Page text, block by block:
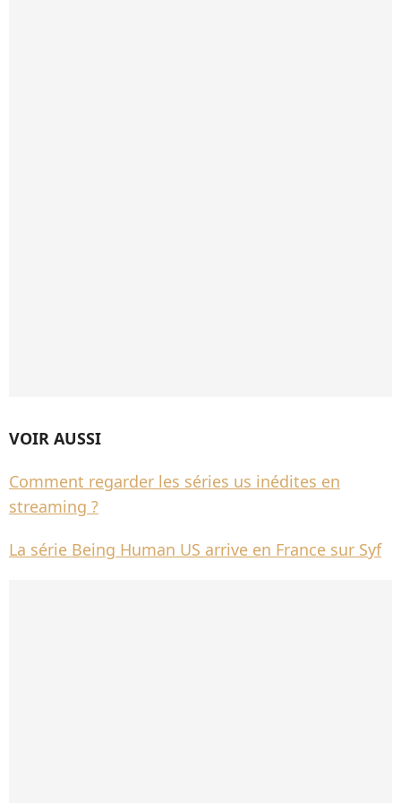
VOIR AUSSI
Comment regarder les séries us inédites en
streaming ?
La série Being Human US arrive en France sur Syf